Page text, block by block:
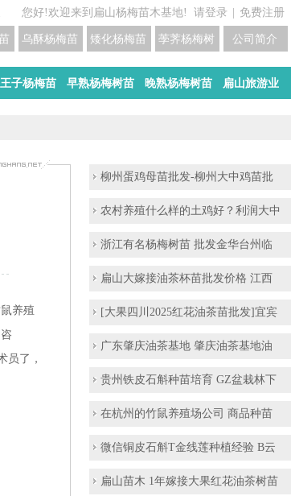
您好!欢迎来到扁山杨梅苗木基地! 请登录 免费注册
公司简介
荸荠杨梅树苗培育
矮化杨梅苗价格
乌酥杨梅苗培育基地
子杨梅苗 早熟杨梅树苗 晚熟杨梅树苗 扁山旅游业
养殖
员了，
柳州蛋鸡母苗批发-柳州大中鸡苗批
农村养殖什么样的土鸡好？利润大中
浙江有名杨梅树苗 批发金华台州临
扁山大嫁接油茶杯苗批发价格 江西
[大果四川2025红花油茶苗批发]宜宾
广东肇庆油茶基地 肇庆油茶基地油
贵州铁皮石斛种苗培育 GZ盆栽林下
在杭州的竹鼠养殖场公司 商品种苗
微信铜皮石斛T金线莲种植经验 B云
扁山苗木 1年嫁接大果红花油茶树苗